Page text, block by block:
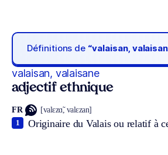
Définitions de “valaisan,
valaisan, valaisane
adjectif ethnique
FR [valɛzɑ̃, valɛzan]
Originaire du Valais ou relatif à
1